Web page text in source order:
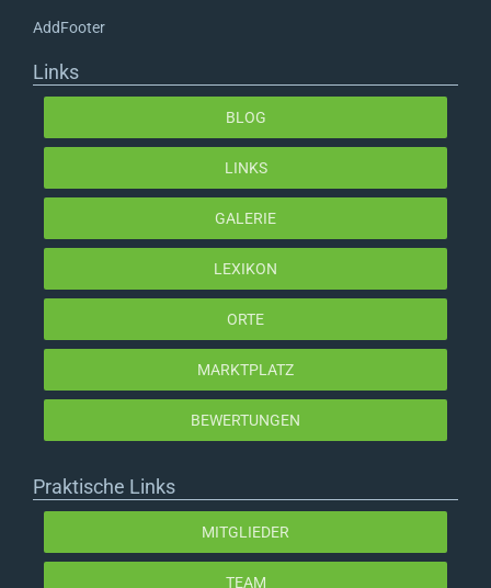
AddFooter
Links
BLOG
LINKS
GALERIE
LEXIKON
ORTE
MARKTPLATZ
BEWERTUNGEN
Praktische Links
MITGLIEDER
TEAM